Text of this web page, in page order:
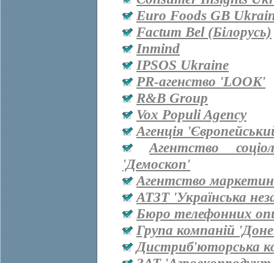
Euro Foods GB
Factum Bel (Білорусь)
Inmind
IPSOS Ukraine
PR-агенство 'LOOK'
R&B Group
Vox Populi Agency
Агенція
Агентство
'Демоскоп'
Агентство
АТЗТ 'Українська
Бюро телефонних
Група компаній
Дистриб'юторська